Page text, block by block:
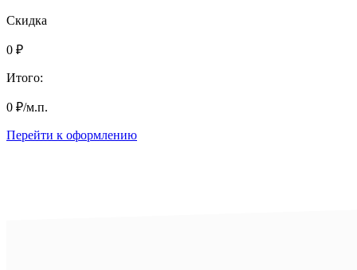
Скидка
0 ₽
Итого:
0 ₽/м.п.
Перейти к оформлению